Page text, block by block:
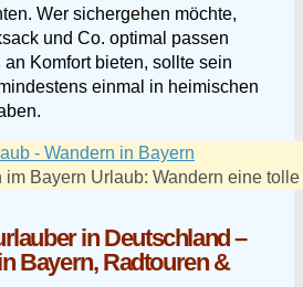
Wer sichergehen möchte,
und Co. optimal passen
Komfort bieten, sollte sein
einmal in heimischen
im Bayern Urlaub: Wandern eine
in Deutschland –
Bayern, Radtouren &